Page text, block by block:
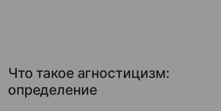
Что такое агностицизм:
определение